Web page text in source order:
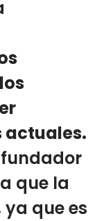
actuales.
fundador
que la
ya que es